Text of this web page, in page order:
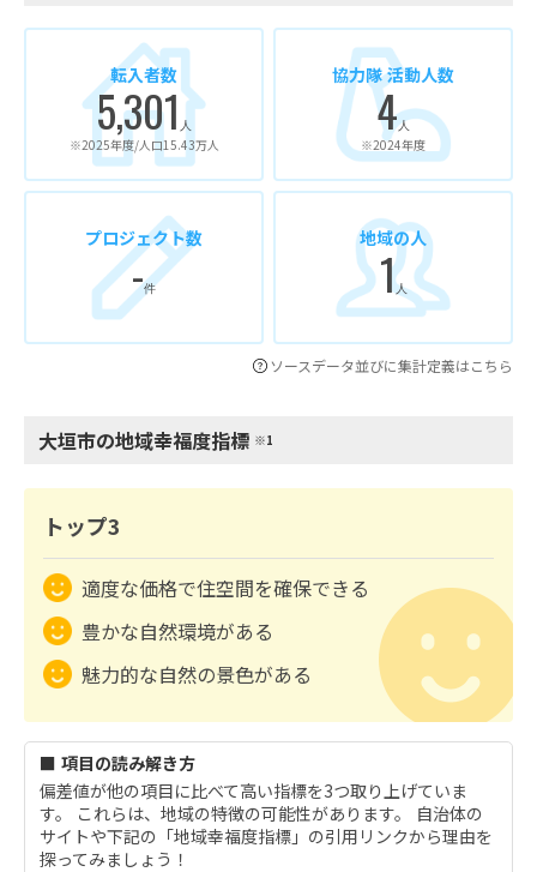
転入者数
5,301 人
※2025年度/人口15.43万人
協力隊 活動人数
4人
※2024年度
プロジェクト数
-件
地域の人
1人
ソースデータ並びに集計定義はこちら
大垣市の地域幸福度指標 ※1
トップ3
適度な価格で住空間を確保できる
豊かな自然環境がある
魅力的な自然の景色がある
■ 項目の読み解き方
偏差値が他の項目に比べて高い指標を3つ取り上げていま
す。 これらは、地域の特徴の可能性があります。 自治体の
サイトや下記の「地域幸福度指標」の引用リンクから理由を
探ってみましょう！